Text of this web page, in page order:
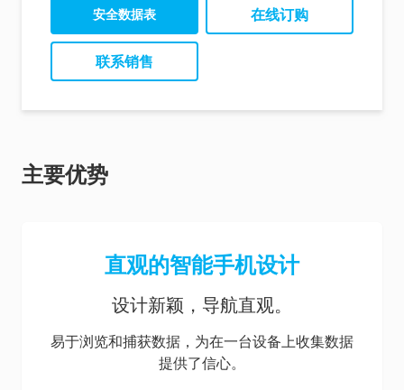
EnSURE Touch
Brochure (PT)
For Healthcare (EN)
Sheet (EN)
EnSURE Touch Product
Sheet (ES)
EnSURE Touch Product
Instructions (EN)
EnSURE Touch
安全数据表 在线订购
联系销售
主要优势
直观的智能手机设计
设计新颖，导航直观。
易于浏览和捕获数据，为在一台设备上收集数据
提供了信心。